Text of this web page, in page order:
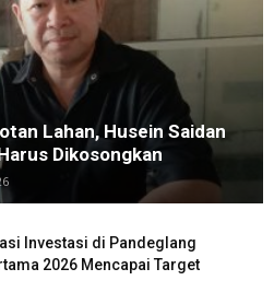
Lahan, Husein Saidan
Dikosongkan
Investasi di Pandeglang
2026 Mencapai Target